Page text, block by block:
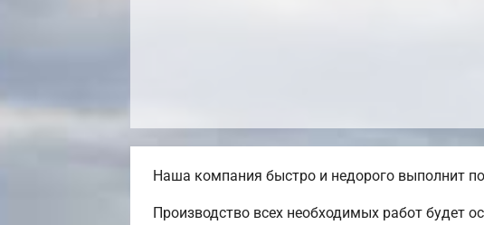
Наша компания быстро и недорого выполнит
Производство всех необходимых работ будет